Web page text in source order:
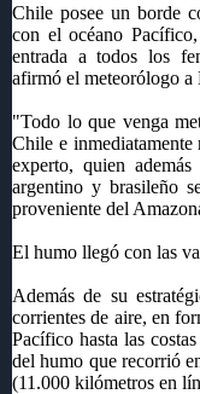
Chile posee un borde
con el océano
entrada a todos los
afirmó el meteorólogo a
"Todo lo que venga
Chile e
experto, quien
argentino y brasileño
proveniente del
El humo llegó con las
Además de su
corrientes de aire, en
Pacífico hasta las
del humo que recorrió
(11.000 kilómetros en